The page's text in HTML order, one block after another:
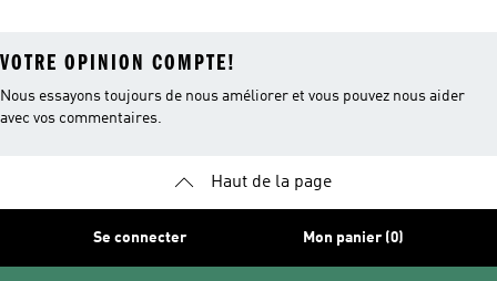
VOTRE OPINION COMPTE!
Nous essayons toujours de nous améliorer et vous pouvez nous aider
avec vos commentaires.
Haut de la page
Se connecter Mon panier (0)